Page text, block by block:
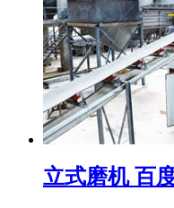
立式磨机 百